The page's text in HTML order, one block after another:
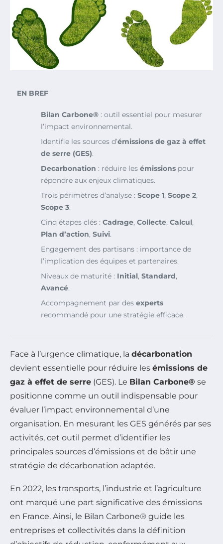
EN BREF
Bilan Carbone® : outil essentiel pour mesurer
l’impact environnemental.
Identifie les sources d’émissions de gaz à effet
de serre (GES).
Decarbonation : réduire les émissions pour
répondre aux enjeux climatiques.
Trois périmètres d’analyse : Scope 1, Scope 2,
Scope 3.
Cinq étapes clés : Cadrage, Collecte, Calcul,
Plan d’action, Suivi.
Engagement des partisans : importance de
l’implication des équipes et partenaires.
Niveaux de maturité : Initial, Standard,
Avancé.
Accompagnement par des experts
recommandé pour une stratégie efficace.
Face à l’urgence climatique, la décarbonation
devient essentielle pour réduire les émissions de
gaz à effet de serre (GES). Le Bilan Carbone® se
positionne comme un outil indispensable pour
évaluer l’impact environnemental d’une
organisation. En mesurant les GES générés par ses
activités, cet outil permet d’identifier les
principales sources d’émissions et de bâtir une
stratégie de décarbonation adaptée.
En 2022, les transports, l’industrie et l’agriculture
ont marqué une part significative des émissions
en France. Ainsi, le Bilan Carbone® guide les
entreprises et collectivités dans la définition